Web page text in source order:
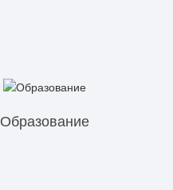
Образование